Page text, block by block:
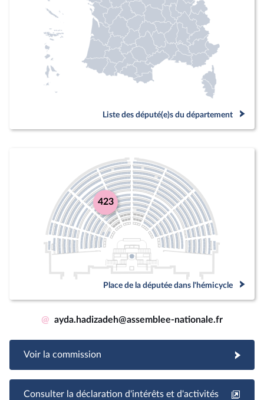
Liste des député(e)s du département
423
Place de la députée dans l'hémicycle
@ ayda.hadizadeh@assemblee-nationale.fr
Voir la commission
Consulter la déclaration d'intérêts et d'activités